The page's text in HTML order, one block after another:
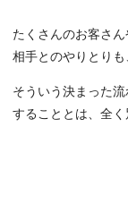
たくさんのお客さ
相手とのやりとりも
そういう決まった
することとは、全く